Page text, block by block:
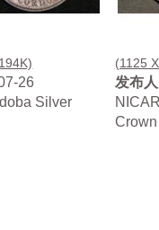
26
Silver
(1125
发布